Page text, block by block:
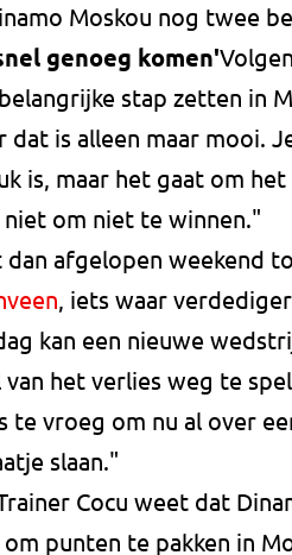
Moskou nog twee
genoeg komen'
stap zetten in
dat is alleen maar mooi.
is, maar het gaat om
om niet te winnen."
afgelopen weekend
, iets waar
kan een nieuwe
het verlies weg te
te vroeg om nu al over
slaan."
Cocu weet dat
punten te pakken in